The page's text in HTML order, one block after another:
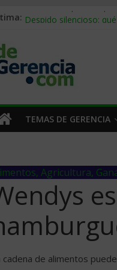
Stablecoins para
Trabajo forzoso en la
Mercado hispano de
TEMAS DE GERENCIA
Agricultura,
cadena de alimentos